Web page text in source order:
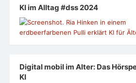
KI im Alltag #dss 2024
Digital mobil im Alter: Das
KI